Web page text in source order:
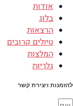
אודות
בלוג
הרצאות
טיולים קרובים
המלצות
גלריות
להזמנות ויצירת קשר